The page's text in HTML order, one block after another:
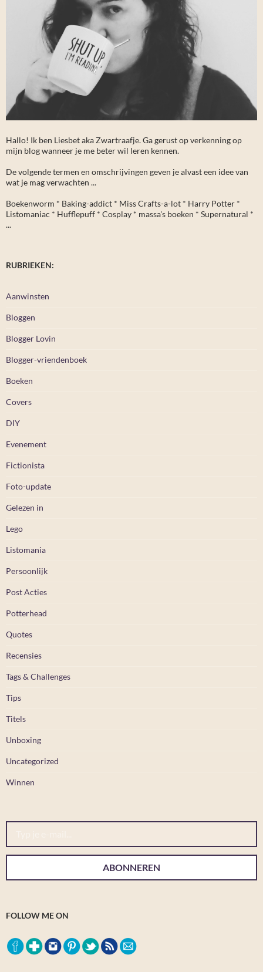
Hallo! Ik ben Liesbet aka Zwartraafje. Ga gerust op verkenning op
mijn blog wanneer je me beter wil leren kennen.
De volgende termen en omschrijvingen geven je alvast een idee van
wat je mag verwachten ...
Boekenworm * Baking-addict * Miss Crafts-a-lot * Harry Potter *
Listomaniac * Hufflepuff * Cosplay * massa's boeken * Supernatural *
...
RUBRIEKEN:
Aanwinsten
Bloggen
Blogger Lovin
Blogger-vriendenboek
Boeken
Covers
DIY
Evenement
Fictionista
Foto-update
Gelezen in
Lego
Listomania
Persoonlijk
Post Acties
Potterhead
Quotes
Recensies
Tags & Challenges
Tips
Titels
Unboxing
Uncategorized
Winnen
Typ je e-mail...
ABONNEREN
FOLLOW ME ON